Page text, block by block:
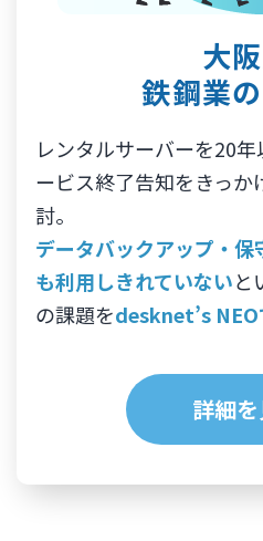
大
鉄鋼業
レンタルサーバーを20
ービス終了告知をきっ
討。
データバックアップ・保
も利用しきれていないと
の課題をdesknet’s NEO
詳細